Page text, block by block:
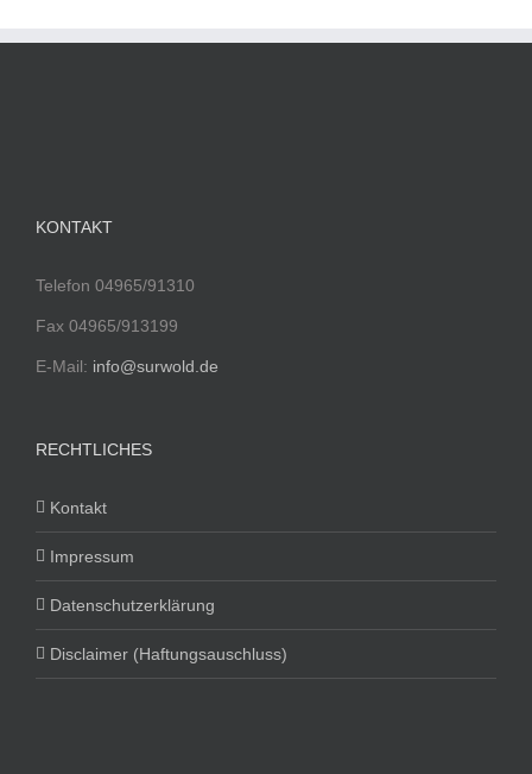
KONTAKT
Telefon 04965/91310
Fax 04965/913199
E-Mail: info@surwold.de
RECHTLICHES
Kontakt
Impressum
Datenschutzerklärung
Disclaimer (Haftungsauschluss)